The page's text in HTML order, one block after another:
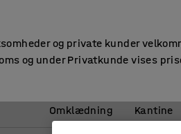
Omklædning Kantine
og private kunder
og under Privatkunde vises